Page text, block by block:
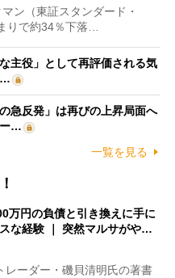
ン（東証スタンダード・
りで約34％下落…
主役」として再評価される気
急反発」は再びの上昇局面へ
…
一覧を見る
万円の負債と引き換えに手に
な経験 ｜ 突然マルサがや…
ーダー・磯貝清明氏の著書